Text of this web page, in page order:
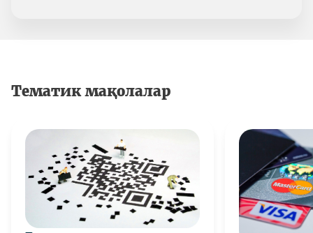
Тематик мақолалар